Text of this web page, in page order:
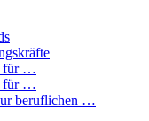
für …
für …
beruflichen …